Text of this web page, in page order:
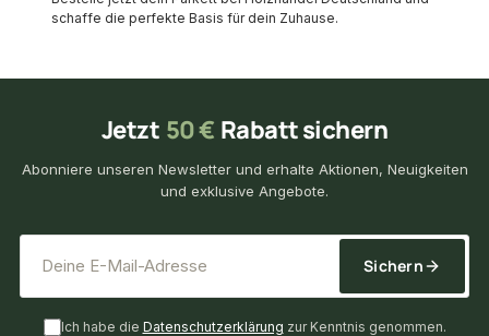
schaffe die perfekte Basis für dein Zuhause.
Jetzt 50 € Rabatt sichern
Abonniere unseren Newsletter und erhalte Aktionen, Neuigkeiten
und exklusive Angebote.
Sichern
Ich habe die Datenschutzerklärung zur Kenntnis genommen.